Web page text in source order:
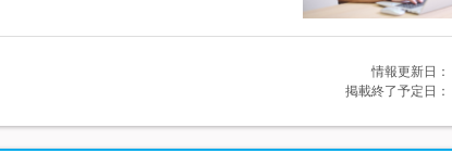
情報更新日：
掲載終了予定日：